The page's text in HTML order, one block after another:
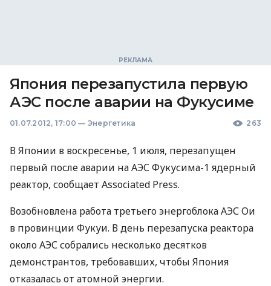
Япония перезапустила первую
АЭС после аварии на Фукусиме
01.07.2012, 17:00 — Энергетика 263
В Японии в воскресенье, 1 июля, перезапущен
первый после аварии на АЭС Фукусима-1 ядерный
реактор, сообщает Associated Press.
Возобновлена работа третьего энергоблока АЭС Ои
в провинции Фукуи. В день перезапуска реактора
около АЭС собрались несколько десятков
демонстрантов, требовавших, чтобы Япония
отказалась от атомной энергии.